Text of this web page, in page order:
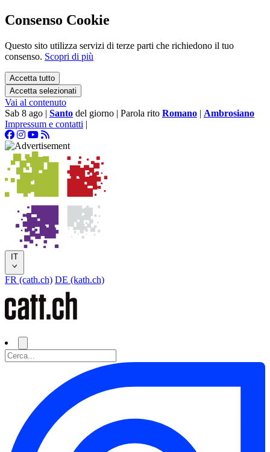
Consenso Cookie
Questo sito utilizza servizi di terze parti che richiedono il tuo
consenso. Scopri di più
Accetta tutto
Accetta selezionati
Vai al contenuto
Sab 8 ago | Santo del giorno | Parola rito Romano | Ambrosiano
Impressum e contatti |
IT
FR (cath.ch) DE (kath.ch)